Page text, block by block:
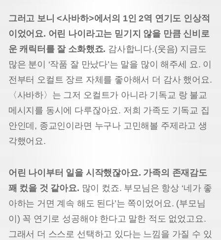
그러고 보니 <사바하>에서의 1인 2역 연기도 인상적
이었어요. 어린 나이라고는 믿기지 않을 만큼 신비로
운 캐릭터를 잘 소화했죠. 감사합니다.(웃음) 지금도
많은 분이 ‘작품 잘 만났다’는 말을 많이 해주세 요. 이
전부터 오컬트 장르 자체를 좋아해서 더 감사 했어요.
〈사바하〉는 그저 오컬트가 아니라 기독교 랑 불교
메시지를 동시에 다루잖아요. 저희 가족도 기독교 집
안인데, 종교인이라면 누구나 고민해볼 주제라고 생
각했어요.
어린 나이부터 일을 시작했잖아요. 가족의 존재감도
꽤 컸을 것 같아요. 많이 컸죠. 부모님은 항상 ‘네가 좋
아하는 거면 계속 해도 된다’는 쪽이었어요. (부모님
이) 꼭 연기로 성공해야 한다고 말한 적도 없었고요.
그래서 더 스스로 선택하고 있다는 느낌을 가질 수 있